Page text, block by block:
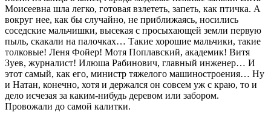
Моисеевна шла легко, готовая взлететь, запеть, как птичка. А
вокруг нее, как бы случайно, не приближаясь, носились
соседские мальчишки, высекая с просыхающей земли первую
пыль, скакали на палочках… Такие хорошие мальчики, такие
толковые! Леня Фойер! Мотя Поплавский, академик! Витя
Зуев, журналист! Илюша Рабинович, главный инженер… И
этот самый, как его, министр тяжелого машиностроения… Ну
и Натан, конечно, хотя и держался он совсем уж с краю, то и
дело исчезая за каким-нибудь деревом или забором.
Провожали до самой калитки.